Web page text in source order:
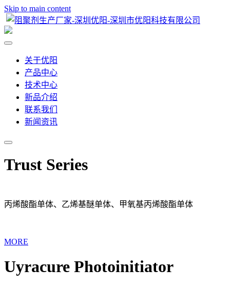
Skip to main content
关于优阳
产品中心
技术中心
新品介绍
联系我们
新闻资讯
Trust Series
丙烯酸酯单体、乙烯基醚单体、甲氧基丙烯酸酯单体
MORE
Uyracure Photoinitiator